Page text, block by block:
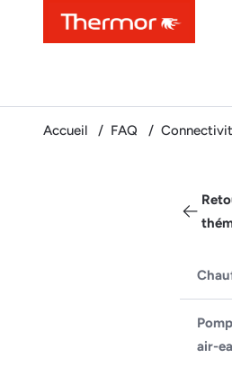
ContenuMenuRecherche
Accueil FAQ
air-